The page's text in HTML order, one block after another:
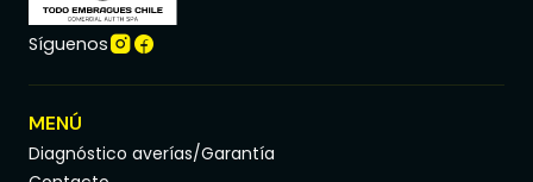
Síguenos
MENÚ
Diagnóstico averías/Garantía